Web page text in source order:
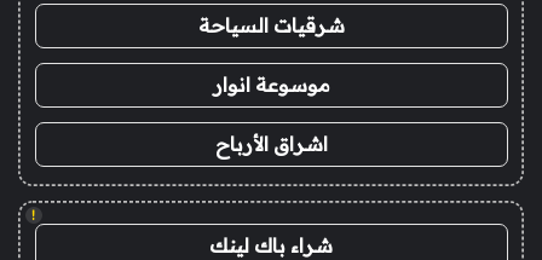
شرقيات السياحة
موسوعة انوار
اشراق الأرباح
!
شراء باك لينك